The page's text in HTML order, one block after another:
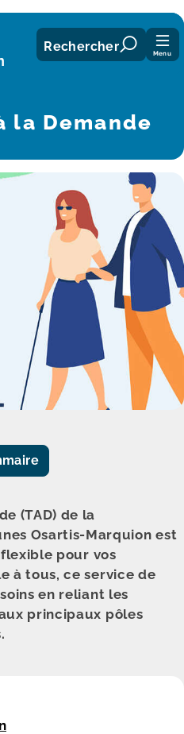
Rechercher Menu
la Demande
(TAD) de la
Osartis-Marquion est
pour vos
à tous, ce service de
en reliant les
principaux pôles